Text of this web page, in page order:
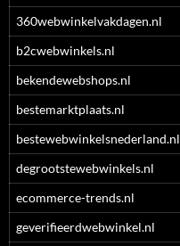
360webwinkelvakdagen.nl
b2cwebwinkels.nl
bekendewebshops.nl
bestemarktplaats.nl
bestewebwinkelsnederland.nl
degrootstewebwinkels.nl
ecommerce-trends.nl
geverifieerdwebwinkel.nl